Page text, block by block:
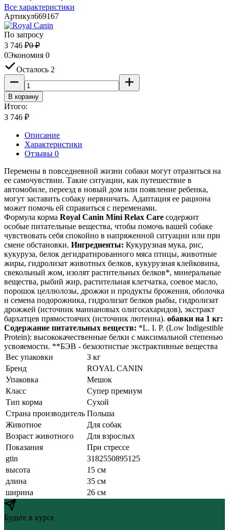
Все характеристики
Артикул669167
По запросу
3 746 ₽0 ₽
0Экономия 0
Осталось 2
В корзину
Итого:
3 746 ₽
Описание
Характеристики
Отзывы 0
Перемены в повседневной жизни собаки могут отразиться на
ее самочувствии. Такие ситуации, как путешествие в
автомобиле, переезд в новый дом или появление ребенка,
могут заставить собаку нервничать. Адаптация ее рациона
может помочь ей справиться с переменами.
Формула корма Royal Canin Mini Relax Care содержит
особые питательные вещества, чтобы помочь вашей собаке
чувствовать себя спокойно в напряженной ситуации или при
смене обстановки. Ингредиенты: Кукурузная мука, рис,
кукуруза, белок дегидратированного мяса птицы, животные
жиры, гидролизат животных белков, кукурузная клейковина,
свекольный жом, изолят растительных белков*, минеральные
вещества, рыбий жир, растительная клетчатка, соевое масло,
порошок целлюлозы, дрожжи и продукты брожения, оболочка
и семена подорожника, гидролизат белков рыбы, гидролизат
дрожжей (источник мaннановых олигосахаридов), экстракт
бархатцев прямостоячих (источник лютеина). обавки на 1 кг:
Содержание питательных веществ: *L. I. P. (Low Indigestible
Protein): высококачественные белки с максимальной степенью
усвояемости. **БЭВ - безазотистые экстрактивные вещества
Вес упаковки
3 кг
Бренд
ROYAL CANIN
Упаковка
Мешок
Класс
Супер премиум
Тип корма
Сухой
Страна производитель Польша
Животное
Для собак
Возраст животного
Для взрослых
Показания
При стрессе
gtin
3182550895125
высота
15 см
длина
35 см
ширина
26 см
Будьте в курсе